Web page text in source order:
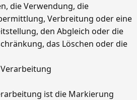
die Verwendung, die
Verbreitung oder eine
den Abgleich oder die
das Löschen oder die
ist die Markierung